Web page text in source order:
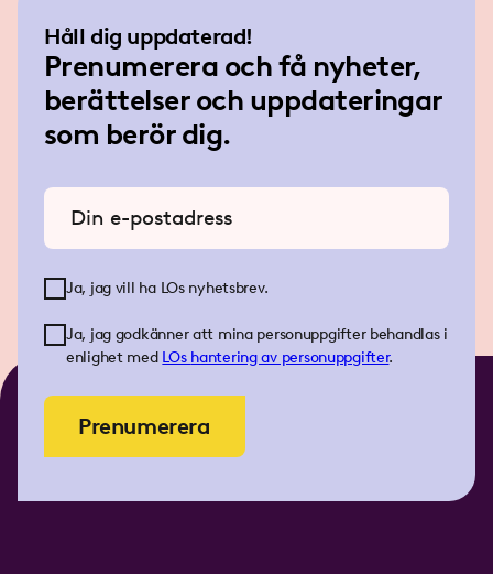
Håll dig uppdaterad!
Prenumerera och få nyheter,
berättelser och uppdateringar
som berör dig.
Ange din e-postadress
Ja, jag vill ha LOs nyhetsbrev.
Ja, jag godkänner att mina personuppgifter behandlas i
enlighet med LOs hantering av personuppgifter.
Prenumerera